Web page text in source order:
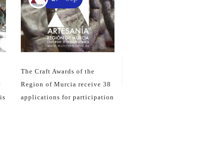
The Craft Awards of the
Region of Murcia receive 38
applications for participation